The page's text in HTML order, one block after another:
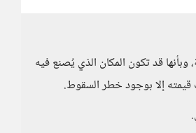
قد تكون المكان الذي يُصنع فيه
قيمته إلا بوجود خطر السقوط.